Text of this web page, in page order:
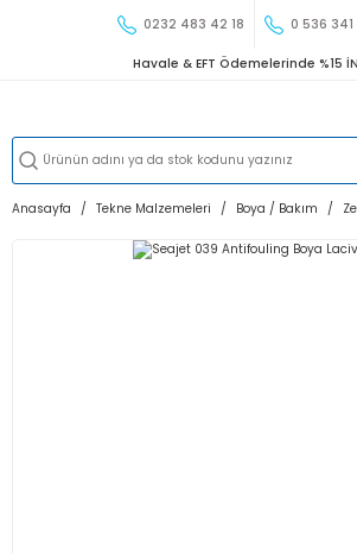
0232 483 42 18 0 536
Havale & EFT Ödemelerinde %15
Anasayfa Tekne Malzemeleri Boya / Bakım